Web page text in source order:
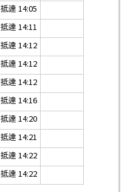
抵達 14:05
抵達 14:11
抵達 14:12
抵達 14:12
抵達 14:12
抵達 14:16
抵達 14:20
抵達 14:21
抵達 14:22
抵達 14:22